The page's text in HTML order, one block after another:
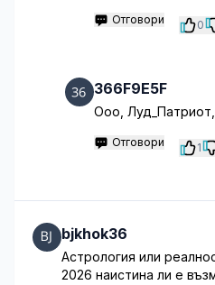
Отговори 0
366F9E5F
Ооо,
Отговори 1
bjkhok36
Астрология или
2026 наистина ли е